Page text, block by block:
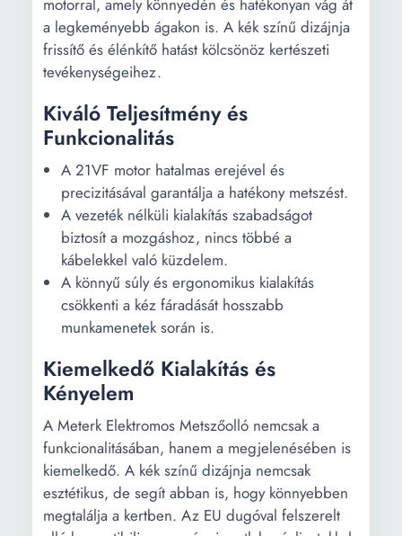
motorral, amely könnyedén és hatékonyan vág át
a legkeményebb ágakon is. A kék színű dizájnja
frissítő és élénkítő hatást kölcsönöz kertészeti
tevékenységeihez.
Kiváló Teljesítmény és
Funkcionalitás
A 21VF motor hatalmas erejével és
precizitásával garantálja a hatékony metszést.
A vezeték nélküli kialakítás szabadságot
biztosít a mozgáshoz, nincs többé a
kábelekkel való küzdelem.
A könnyű súly és ergonomikus kialakítás
csökkenti a kéz fáradását hosszabb
munkamenetek során is.
Kiemelkedő Kialakítás és
Kényelem
A Meterk Elektromos Metszőolló nemcsak a
funkcionalitásában, hanem a megjelenésében is
kiemelkedő. A kék színű dizájnja nemcsak
esztétikus, de segít abban is, hogy könnyebben
megtalálja a kertben. Az EU dugóval felszerelt